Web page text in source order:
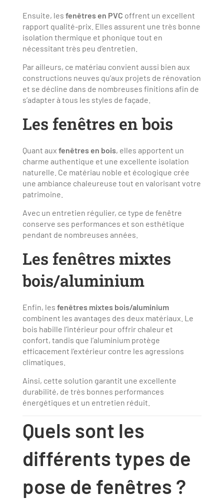
Ensuite, les fenêtres en PVC offrent un excellent
rapport qualité-prix. Elles assurent une très bonne
isolation thermique et phonique tout en
nécessitant très peu d’entretien.
Par ailleurs, ce matériau convient aussi bien aux
constructions neuves qu’aux projets de rénovation
et se décline dans de nombreuses finitions afin de
s’adapter à tous les styles de façade.
Les fenêtres en bois
Quant aux fenêtres en bois, elles apportent un
charme authentique et une excellente isolation
naturelle. Ce matériau noble et écologique crée
une ambiance chaleureuse tout en valorisant votre
patrimoine.
Avec un entretien régulier, ce type de fenêtre
conserve ses performances et son esthétique
pendant de nombreuses années.
Les fenêtres mixtes
bois/aluminium
Enfin, les fenêtres mixtes bois/aluminium
combinent les avantages des deux matériaux. Le
bois habille l’intérieur pour offrir chaleur et
confort, tandis que l’aluminium protège
efficacement l’extérieur contre les agressions
climatiques.
Ainsi, cette solution garantit une excellente
durabilité, de très bonnes performances
énergétiques et un entretien réduit.
Quels sont les
différents types de
pose de fenêtres ?